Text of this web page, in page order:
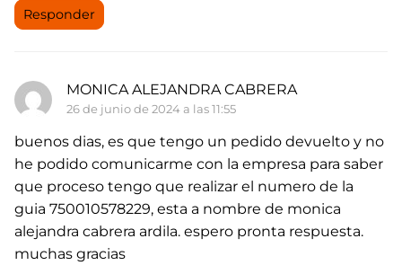
Responder
MONICA ALEJANDRA CABRERA
26 de junio de 2024 a las 11:55
buenos dias, es que tengo un pedido devuelto y no
he podido comunicarme con la empresa para saber
que proceso tengo que realizar el numero de la
guia 750010578229, esta a nombre de monica
alejandra cabrera ardila. espero pronta respuesta.
muchas gracias